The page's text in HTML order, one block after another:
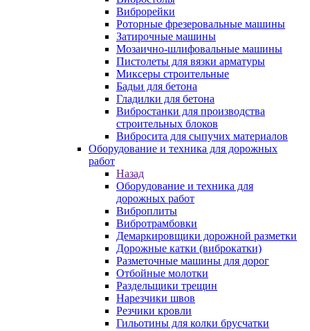
Виброрейки
Роторные фрезеровальные машины
Затирочные машины
Мозаично-шлифовальные машины
Пистолеты для вязки арматуры
Миксеры строительные
Бадьи для бетона
Гладилки для бетона
Вибростанки для производства
строительных блоков
Вибросита для сыпучих материалов
Оборудование и техника для дорожных
работ
Назад
Оборудование и техника для
дорожных работ
Виброплиты
Вибротрамбовки
Демаркировщики дорожной разметки
Дорожные катки (виброкатки)
Разметочные машины для дорог
Отбойные молотки
Раздельщики трещин
Нарезчики швов
Резчики кровли
Гильотины для колки брусчатки